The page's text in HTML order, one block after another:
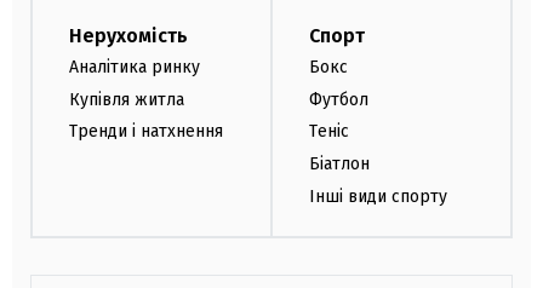
Нерухомість
Аналітика ринку
Купівля житла
Тренди і натхнення
Спорт
Бокс
Футбол
Теніс
Біатлон
Інші види спорту